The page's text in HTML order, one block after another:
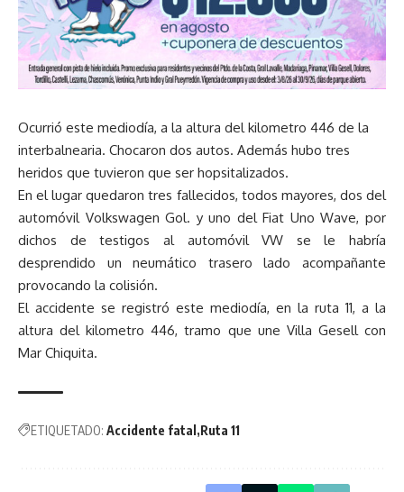
Ocurrió este mediodía, a la altura del kilometro 446 de la
interbalnearia. Chocaron dos autos. Además hubo tres
heridos que tuvieron que ser hopsitalizados.
En el lugar quedaron tres fallecidos, todos mayores, dos del
automóvil Volkswagen Gol. y uno del Fiat Uno Wave, por
dichos de testigos al automóvil VW se le habría
desprendido un neumático trasero lado acompañante
provocando la colisión.
El accidente se registró este mediodía, en la ruta 11, a la
altura del kilometro 446, tramo que une Villa Gesell con
Mar Chiquita.
ETIQUETADO: Accidente fatal Ruta 11